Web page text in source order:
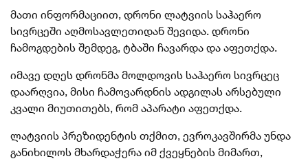
მათი ინფორმაციით, დრონი ლატვიის საჰაერო
სივრცეში აღმოსავლეთიდან შევიდა. დრონი
ჩამოგდების შემდეგ, ტბაში ჩავარდა და აფეთქდა.
იმავე დღეს დრონმა მოლდოვის საჰაერო სივრცეც
დაარღვია, მისი ჩამოვარდნის ადგილას არსებული
კვალი მიუთითებს, რომ აპარატი აფეთქდა.
ლატვიის პრეზიდენტის თქმით, ევროკავშირმა უნდა
განიხილოს მხარდაჭერა იმ ქვეყნების მიმართ,